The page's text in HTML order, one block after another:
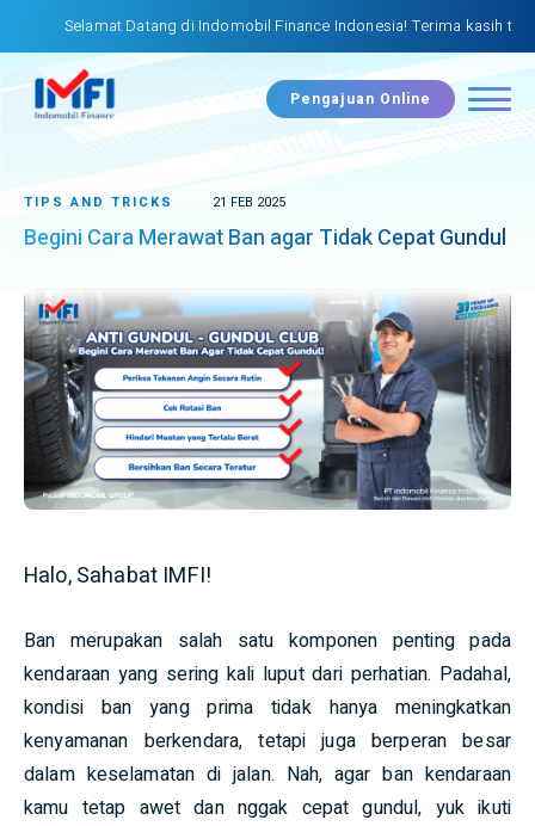
Selamat Datang di Indomobil Finance Indonesia! Terima kasih
Pengajuan Online
TIPS AND TRICKS 21 FEB 2025
Begini Cara Merawat Ban agar Tidak Cepat Gundul
Halo, Sahabat IMFI!
Ban merupakan salah satu komponen penting pada
kendaraan yang sering kali luput dari perhatian. Padahal,
kondisi ban yang prima tidak hanya meningkatkan
kenyamanan berkendara, tetapi juga berperan besar
dalam keselamatan di jalan. Nah, agar ban kendaraan
kamu tetap awet dan nggak cepat gundul, yuk ikuti